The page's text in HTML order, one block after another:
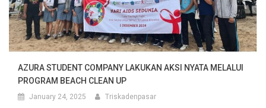
AZURA STUDENT COMPANY LAKUKAN AKSI NYATA MELALUI
PROGRAM BEACH CLEAN UP
January 24, 2025 Triskadenpasar